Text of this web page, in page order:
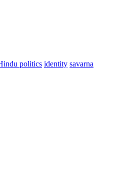
politics identity savarna